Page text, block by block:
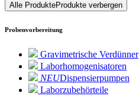
Alle ProdukteProdukte verbergen
Probenvorbereitung
Gravimetrische Verdünner
Laborhomogenisatoren
NEUDispensierpumpen
Laborzubehörteile